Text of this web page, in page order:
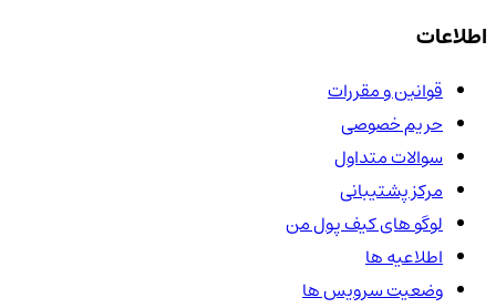
اطلاعات
قوانین و مقررات
حریم خصوصی
سوالات متداول
مرکز پشتیبانی
لوگو های کیف پول من
اطلاعیه ها
وضعیت سرویس ها